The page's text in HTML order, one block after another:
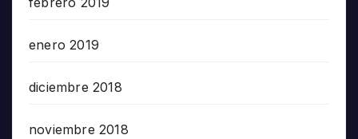
enero 2019
diciembre 2018
noviembre 2018